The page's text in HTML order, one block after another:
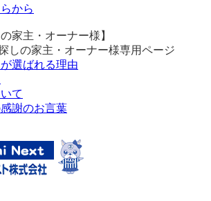
から
家主・オーナー様】
しの家主・オーナー様専用ページ
選ばれる理由
て
謝のお言葉